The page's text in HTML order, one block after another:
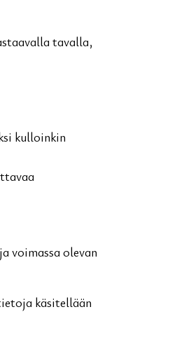
tavalla,
kulloinkin
voimassa olevan
käsitellään